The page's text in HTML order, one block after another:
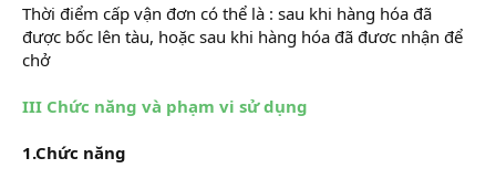
Thời điểm cấp vận đơn có thể là : sau khi hàng hóa đã
được bốc lên tàu, hoặc sau khi hàng hóa đã đươc nhận để
chở
III Chức năng và phạm vi sử dụng
1.Chức năng